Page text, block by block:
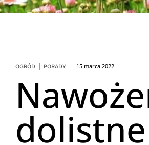
OGRÓD | PORADY 15 marca 2022
dolistne